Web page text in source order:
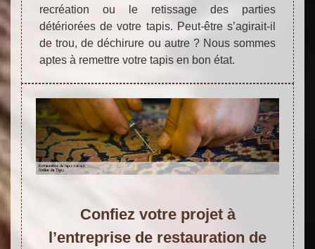
recréation ou le retissage des parties
détériorées de votre tapis. Peut-être s’agirait-il
de trou, de déchirure ou autre ? Nous sommes
aptes à remettre votre tapis en bon état.
Confiez votre projet à
l’entreprise de restauration de